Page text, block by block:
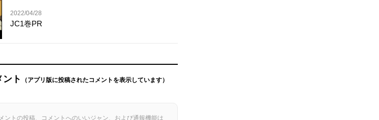
2022/04/28
JC1巻PR
ント
（アプリ版に投稿されたコメントを表示しています）
ントの投稿、コメントへのいいジャン、および通報機能は